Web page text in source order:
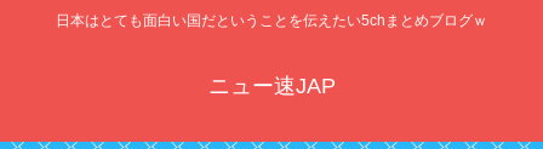
日本はとても面白い国だということを伝えたい5chまとめブログｗ
ニュー速JAP